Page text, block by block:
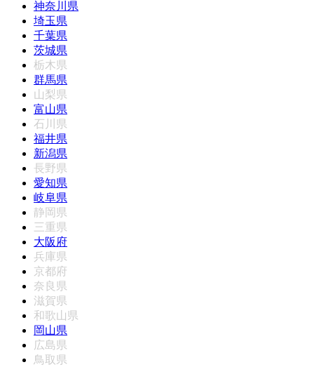
神奈川県
埼玉県
千葉県
茨城県
栃木県
群馬県
山梨県
富山県
石川県
福井県
新潟県
長野県
愛知県
岐阜県
静岡県
三重県
大阪府
兵庫県
京都府
奈良県
滋賀県
和歌山県
岡山県
広島県
鳥取県